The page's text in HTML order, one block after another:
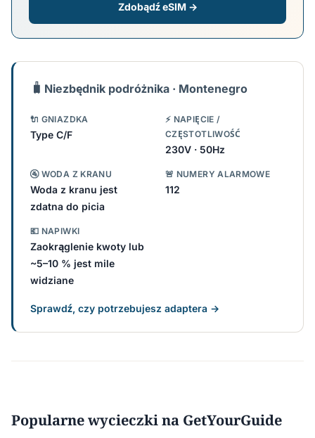
Zdobądź eSIM →
🧳 Niezbędnik podróżnika · Montenegro
🔌 GNIAZDKA
Type C/F
⚡ NAPIĘCIE /
CZĘSTOTLIWOŚĆ
230V · 50Hz
🚰 WODA Z KRANU
Woda z kranu jest
zdatna do picia
🚨 NUMERY ALARMOWE
112
💶 NAPIWKI
Zaokrąglenie kwoty lub
~5–10 % jest mile
widziane
Sprawdź, czy potrzebujesz adaptera →
Popularne wycieczki na GetYourGuide